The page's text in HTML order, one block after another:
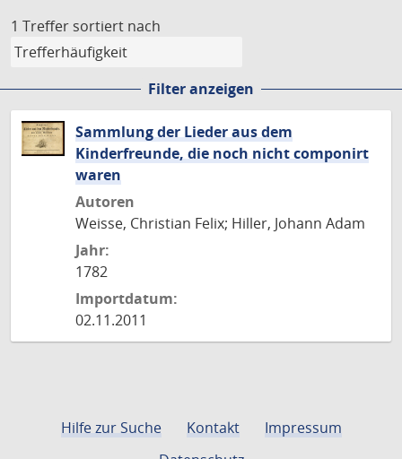
1 Treffer sortiert nach
Filter anzeigen
Sammlung der Lieder aus dem
Kinderfreunde, die noch nicht componirt
waren
Autoren
Weisse, Christian Felix; Hiller, Johann Adam
Jahr:
1782
Importdatum:
02.11.2011
Hilfe zur Suche Kontakt
Impressum